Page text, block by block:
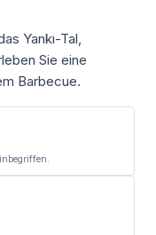
Yankı-Tal,
Sie eine
Barbecue.